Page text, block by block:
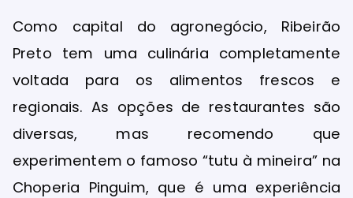
Como capital do agronegócio, Ribeirão
Preto tem uma culinária completamente
voltada para os alimentos frescos e
regionais. As opções de restaurantes são
diversas, mas recomendo que
experimentem o famoso “tutu à mineira” na
Choperia Pinguim, que é uma experiência